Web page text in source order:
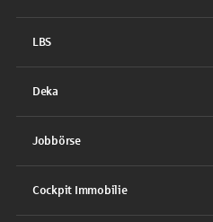
LBS
Deka
Jobbörse
Cockpit Immobilie